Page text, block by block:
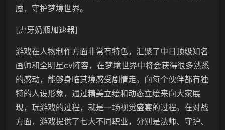
魇，守护梦境世界。
[虎牙奶瓶加速器]
游戏在人物制作方面非常有特色，汇聚了中日顶级知名
画师和全明星cv阵容，在梦境世界中将会获得很多熟悉
的感动，能够身临其境感受剧情走。向每个伙伴都有独
特的人设形象，通过精美立绘和动态立绘来向大家展
现，玩游戏的过程，就是一场视觉盛宴的过程。在对战
方面，游戏提供了七大不同职业，分别是法师、守护、